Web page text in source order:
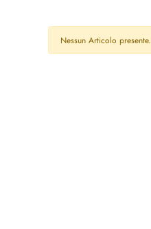
Nessun Articolo presente.